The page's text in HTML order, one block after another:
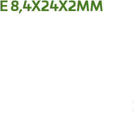
8,4X24X2MM